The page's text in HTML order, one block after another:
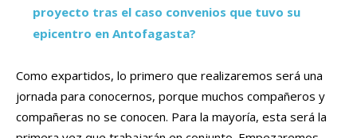
proyecto tras el caso convenios que tuvo su
epicentro en Antofagasta?
Como expartidos, lo primero que realizaremos será una
jornada para conocernos, porque muchos compañeros y
compañeras no se conocen. Para la mayoría, esta será la